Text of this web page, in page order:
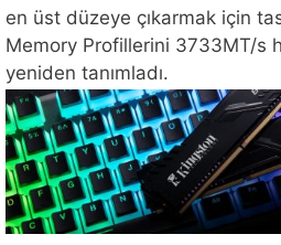
en üst düzeye çıkarmak için
Memory Profillerini 3733MT/s
yeniden tanımladı.